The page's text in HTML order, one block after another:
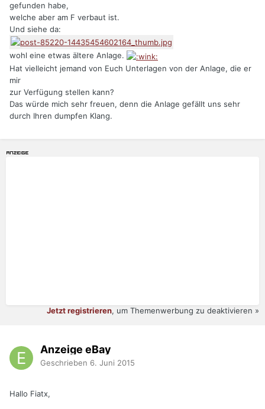
gefunden habe,
welche aber am F verbaut ist.
Und siehe da:
wohl eine etwas ältere Anlage.
Hat vielleicht jemand von Euch Unterlagen von der Anlage, die er
mir
zur Verfügung stellen kann?
Das würde mich sehr freuen, denn die Anlage gefällt uns sehr
durch Ihren dumpfen Klang.
Jetzt registrieren, um Themenwerbung zu deaktivieren »
Anzeige eBay
Geschrieben 6. Juni 2015
Hallo Fiatx,